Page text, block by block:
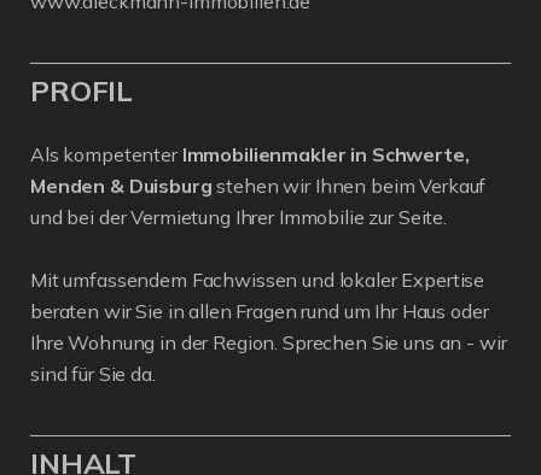
PROFIL
Als kompetenter Immobilienmakler in Schwerte,
Menden & Duisburg stehen wir Ihnen beim Verkauf
und bei der Vermietung Ihrer Immobilie zur Seite.
Mit umfassendem Fachwissen und lokaler Expertise
beraten wir Sie in allen Fragen rund um Ihr Haus oder
Ihre Wohnung in der Region. Sprechen Sie uns an - wir
sind für Sie da.
INHALT